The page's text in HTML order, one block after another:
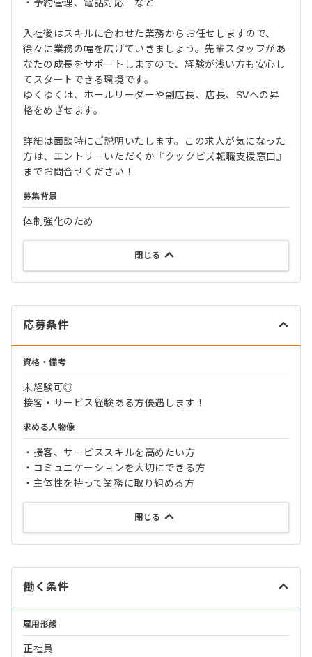
・予約管理、電話対応 など
入社後はスキルに合わせた業務からお任せしますので、
徐々に業務の幅を広げていきましょう。先輩スタッフがあ
なたの成長をサポートしますので、経験が浅い方も安心し
てスタートできる環境です。
ゆくゆくは、ホールリーダーや副店長、店長、SVへの昇
格をめざせます。
詳細は面談時にご説明いたします。この求人が気になった
方は、エントリーいただくか『クックビズ転職支援窓口』
までお問合せください！
募集背景
体制強化のため
閉じる
応募条件
資格・備考
未経験可◎
接客・サービス経験ある方優遇します！
求める人物像
・接客、サービススキルを高めたい方
・コミュニケーションを大切にできる方
・主体性を持って業務に取り組める方
閉じる
働く条件
雇用形態
正社員